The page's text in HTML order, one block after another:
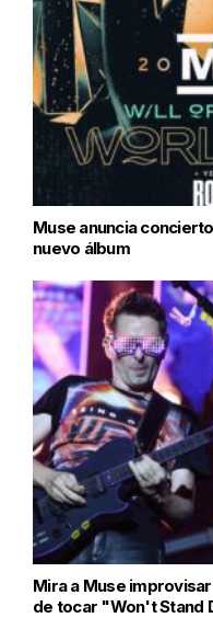
Muse anuncia
nuevo álbum
Mira a Muse
de tocar "Won't Stand